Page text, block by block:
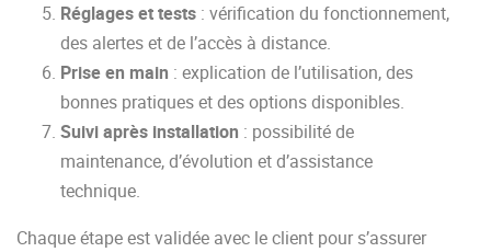
Réglages et tests : vérification du fonctionnement,
des alertes et de l’accès à distance.
Prise en main : explication de l’utilisation, des
bonnes pratiques et des options disponibles.
Suivi après installation : possibilité de
maintenance, d’évolution et d’assistance
technique.
Chaque étape est validée avec le client pour s’assurer